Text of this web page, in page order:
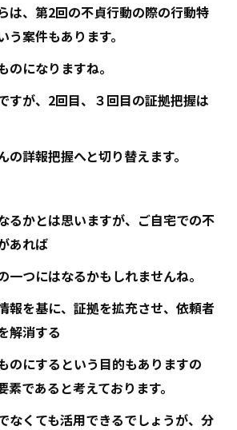
は、第2回の不貞行動の際の行動特
案件もあります。
のになりますね。
すが、2回目、３回目の証拠把握は
詳報把握へと切り替えます。
るかとは思いますが、ご自宅での不
あれば
一つにはなるかもしれませんね。
報を基に、証拠を拡充させ、依頼者
解消する
のにするという目的もありますの
であると考えております。
なくても活用できるでしょうが、分